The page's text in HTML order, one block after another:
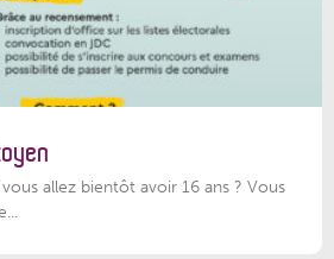
allez bientôt avoir 16 ans ? Vous